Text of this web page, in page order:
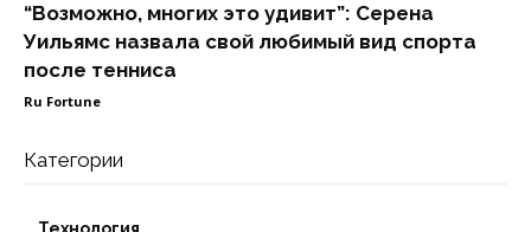
“Возможно, многих это удивит”: Серена
Уильямс назвала свой любимый вид спорта
после тенниса
Ru Fortune
Категории